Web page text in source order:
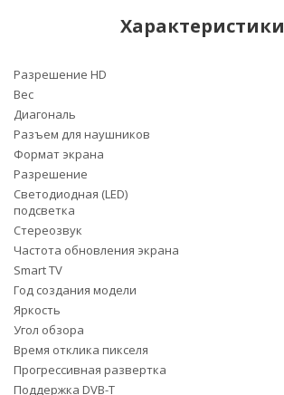
Характеристики
Разрешение HD
Вес
Диагональ
Разъем для наушников
Формат экрана
Разрешение
Светодиодная (LED)
подсветка
Стереозвук
Частота обновления экрана
Smart TV
Год создания модели
Яркость
Угол обзора
Время отклика пикселя
Прогрессивная развертка
Поддержка DVB-T